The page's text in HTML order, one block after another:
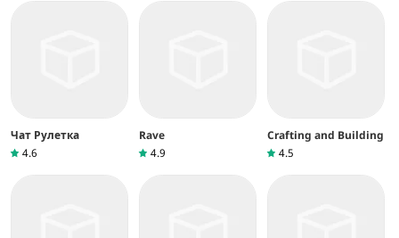
Чат Рулетка
4.6
Rave
4.9
Crafting and Building
4.5